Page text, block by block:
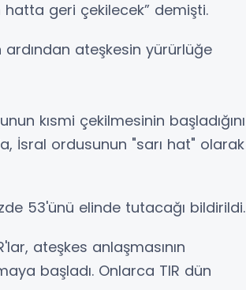
hatta geri çekilecek” demişti.
ateşkesin yürürlüğe
kısmi çekilmesinin başladığını
İsral ordusunun "sarı hat" olarak
53'ünü elinde tutacağı bildirildi.
ateşkes anlaşmasının
başladı. Onlarca TIR dün